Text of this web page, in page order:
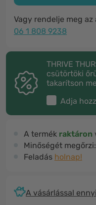
Vagy rendelje meg
06 1 808 9238
THRIVE
csütörtöki
takarítson
Adja
A termék raktáron
Minőségét megőrzi:
Feladás holnap!
A vásárlással